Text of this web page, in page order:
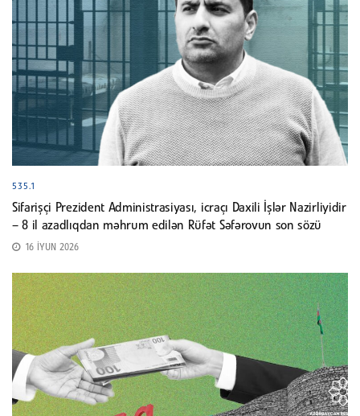
535.1
Sifarişçi Prezident Administrasiyası, icraçı Daxili İşlər Nazirliyidir
– 8 il azadlıqdan məhrum edilən Rüfət Səfərovun son sözü
16 İYUN 2026